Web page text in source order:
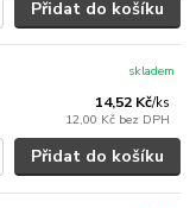
Přidat do košíku
14,52 Kč/ks
12,00 Kč bez DPH
skladem
Přidat do košíku